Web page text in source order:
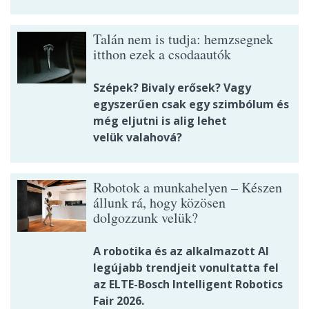
Talán nem is tudja: hemzsegnek
itthon ezek a csodaautók
Szépek? Bivaly erősek? Vagy
egyszerűen csak egy szimbólum és
még eljutni is alig lehet
velük valahová?
Robotok a munkahelyen – Készen
állunk rá, hogy közösen
dolgozzunk velük?
A robotika és az alkalmazott AI
legújabb trendjeit vonultatta fel
az ELTE-Bosch Intelligent Robotics
Fair 2026.